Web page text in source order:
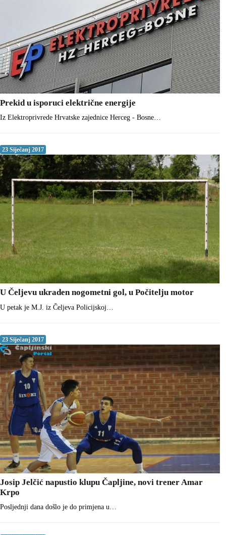
Prekid u isporuci električne energije
Iz Elektroprivrede Hrvatske zajednice Herceg - Bosne…
23 Siječanj 2017
U Čeljevu ukraden nogometni gol, u Počitelju motor
U petak je M.J. iz Čeljeva Policijskoj…
23 Siječanj 2017
Josip Jelčić napustio klupu Čapljine, novi trener Amar
Krpo
Posljednji dana došlo je do primjena u…